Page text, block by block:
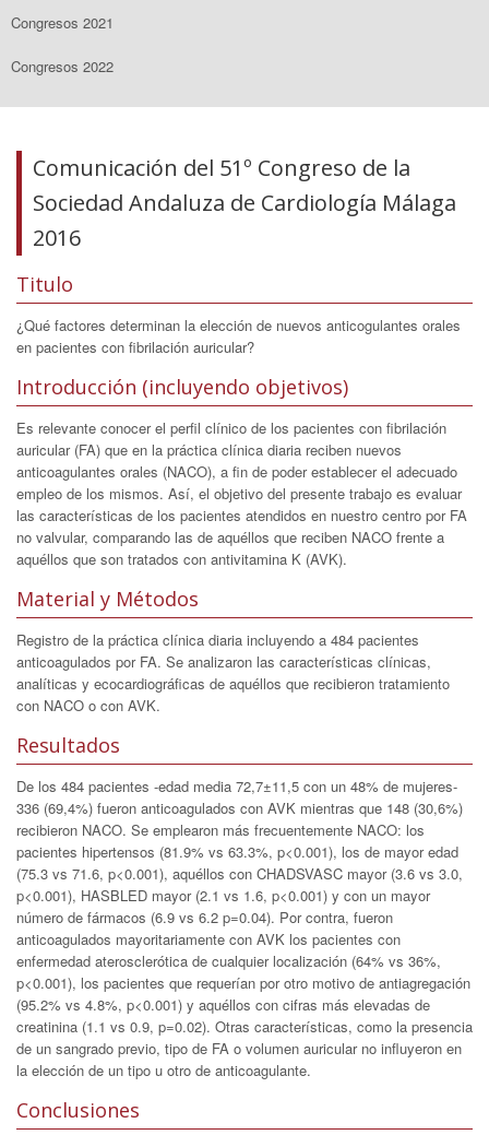
Congresos 2021
Congresos 2022
Comunicación del 51º Congreso de la
Sociedad Andaluza de Cardiología Málaga
2016
Titulo
¿Qué factores determinan la elección de nuevos anticogulantes orales
en pacientes con fibrilación auricular?
Introducción (incluyendo objetivos)
Es relevante conocer el perfil clínico de los pacientes con fibrilación
auricular (FA) que en la práctica clínica diaria reciben nuevos
anticoagulantes orales (NACO), a fin de poder establecer el adecuado
empleo de los mismos. Así, el objetivo del presente trabajo es evaluar
las características de los pacientes atendidos en nuestro centro por FA
no valvular, comparando las de aquéllos que reciben NACO frente a
aquéllos que son tratados con antivitamina K (AVK).
Material y Métodos
Registro de la práctica clínica diaria incluyendo a 484 pacientes
anticoagulados por FA. Se analizaron las características clínicas,
analíticas y ecocardiográficas de aquéllos que recibieron tratamiento
con NACO o con AVK.
Resultados
De los 484 pacientes -edad media 72,7±11,5 con un 48% de mujeres-
336 (69,4%) fueron anticoagulados con AVK mientras que 148 (30,6%)
recibieron NACO. Se emplearon más frecuentemente NACO: los
pacientes hipertensos (81.9% vs 63.3%, p<0.001), los de mayor edad
(75.3 vs 71.6, p<0.001), aquéllos con CHADSVASC mayor (3.6 vs 3.0,
p<0.001), HASBLED mayor (2.1 vs 1.6, p<0.001) y con un mayor
número de fármacos (6.9 vs 6.2 p=0.04). Por contra, fueron
anticoagulados mayoritariamente con AVK los pacientes con
enfermedad aterosclerótica de cualquier localización (64% vs 36%,
p<0.001), los pacientes que requerían por otro motivo de antiagregación
(95.2% vs 4.8%, p<0.001) y aquéllos con cifras más elevadas de
creatinina (1.1 vs 0.9, p=0.02). Otras características, como la presencia
de un sangrado previo, tipo de FA o volumen auricular no influyeron en
la elección de un tipo u otro de anticoagulante.
Conclusiones